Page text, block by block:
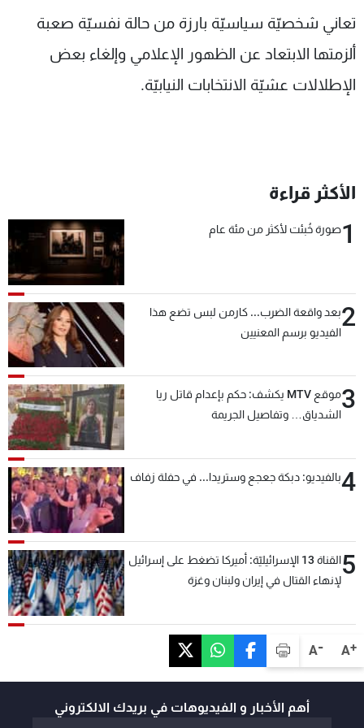
A+
A-
تعاني شخصيّة سياسيّة بارزة من حالة نفسيّة صعبة
ألزمتها الابتعاد عن الظهور الإعلامي وإلغاء بعض
الإطلالات عشيّة الانتخابات النيابيّة.
الأكثر قراءة
1صورة خُبئت لأكثر من مئة عام
2بعد واقعة الضرب... كارمن لبس تضع هذا
الفيديو برسم المعنيين
3
موقع MTV يكشف: حكم بإعدام قاتل ريا
الشدياق… وتفاصيل الجريمة
4بالفيديو: دبكة جعجع وستريدا... في حفلة زفاف
5
القناة 13 الإسرائيليّة: أميركا تضغط على إسرائيل
لإنهاء القتال في إيران ولبنان وغزة
أهم الأخبار و الفيديوهات في بريدك الالكتروني
شاهد البرامج
الترددات
عن MTV
وظائف